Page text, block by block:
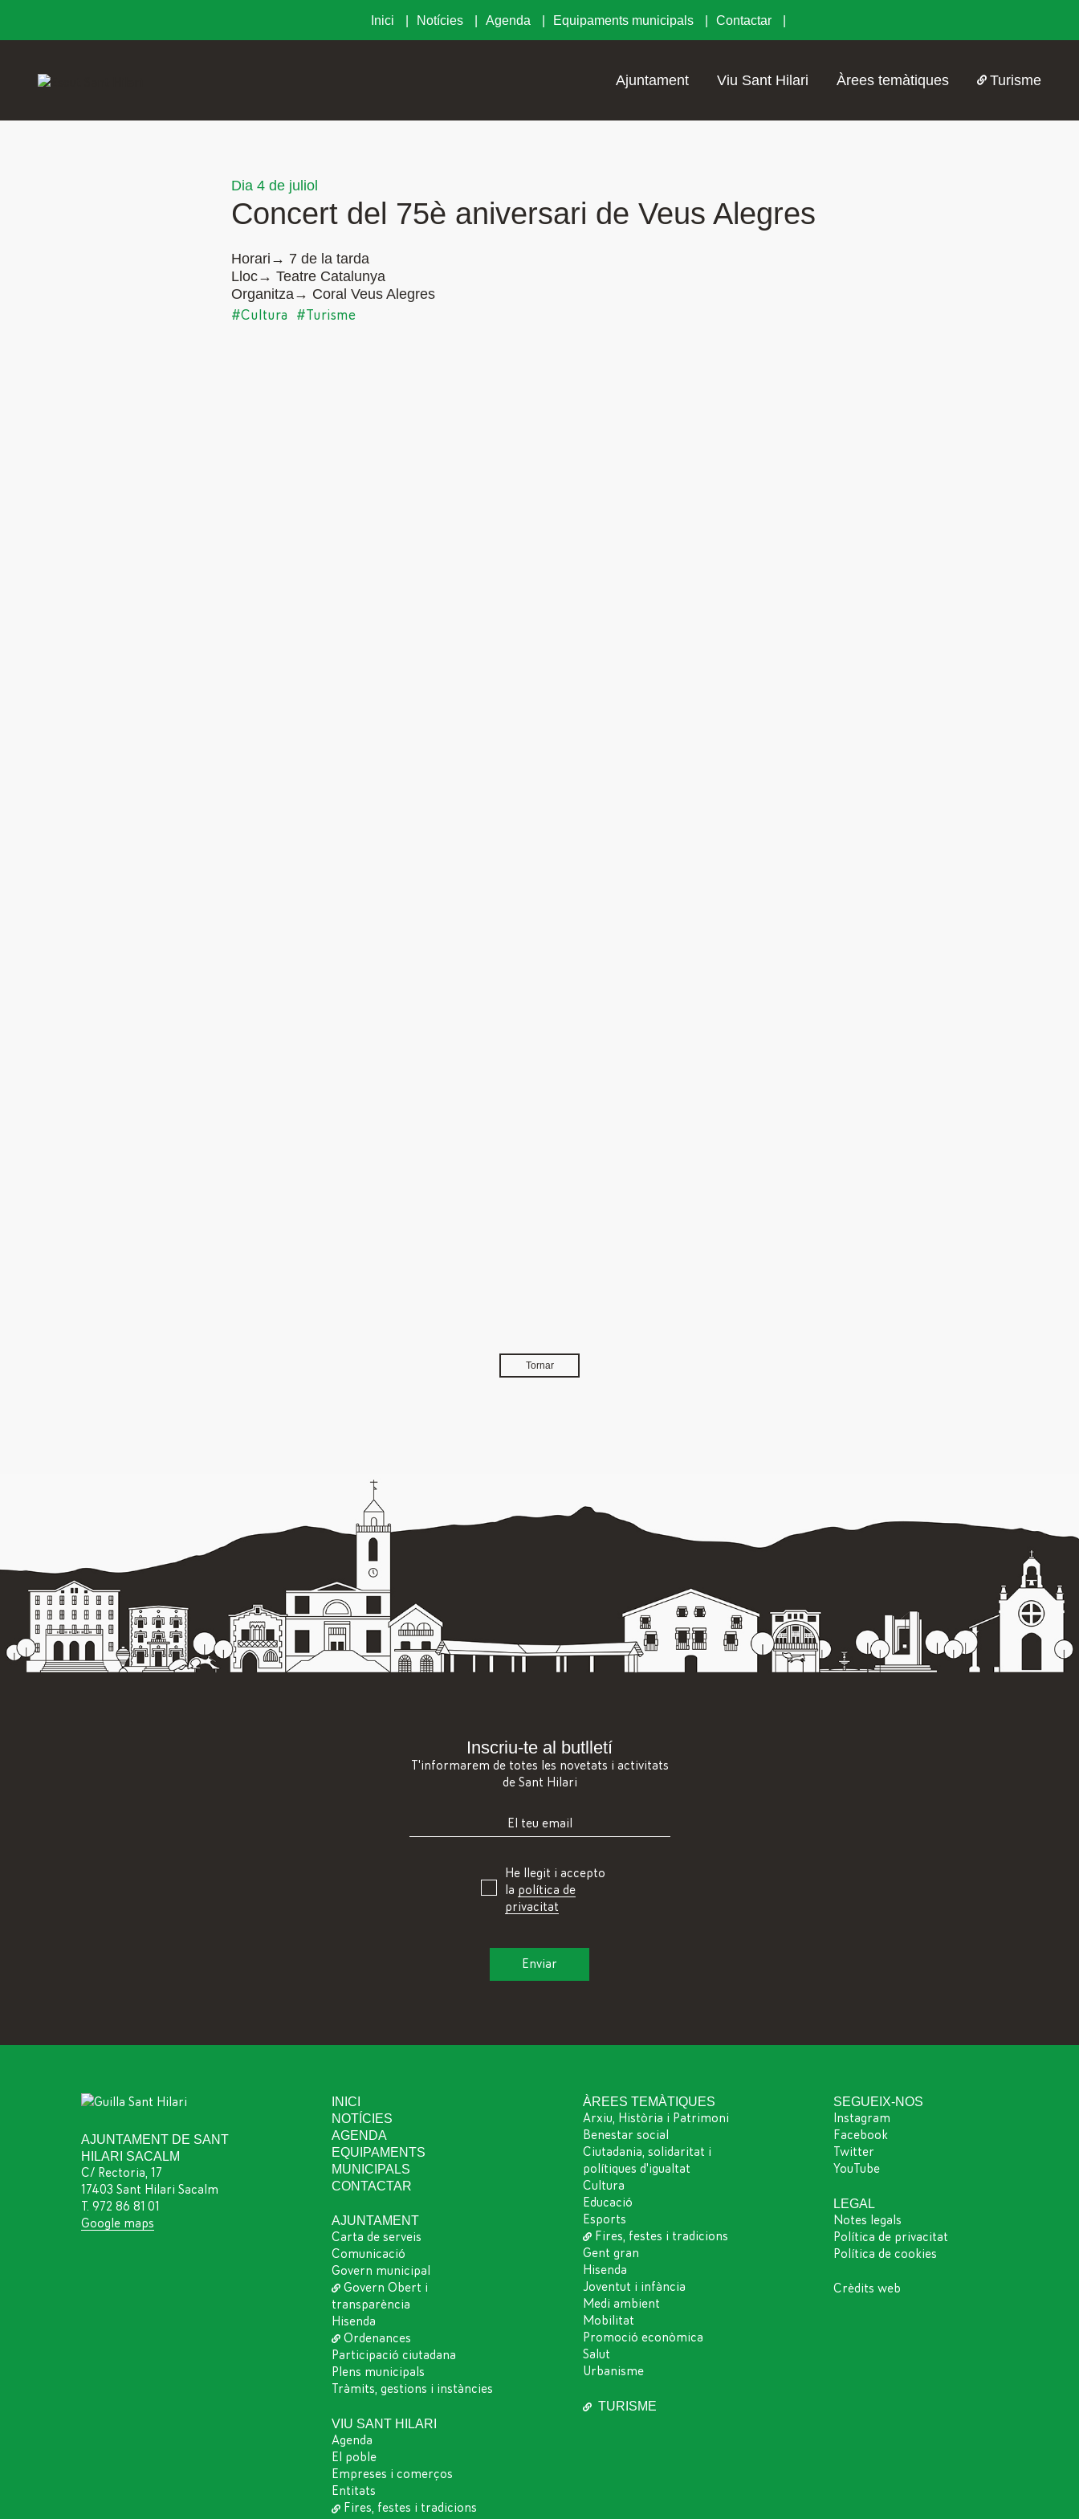
Inici Notícies Agenda Equipaments municipals Contactar
Ajuntament Viu Sant Hilari Àrees temàtiques Turisme
Dia 4 de juliol
Concert del 75è aniversari de Veus Alegres
Horari→ 7 de la tarda
Lloc→ Teatre Catalunya
Organitza→ Coral Veus Alegres
#Cultura #Turisme
Tornar
Inscriu-te al butlletí
T'informarem de totes les novetats i activitats
de Sant Hilari
He llegit i accepto
la política de
privacitat
AJUNTAMENT DE SANT
HILARI SACALM
C/ Rectoria, 17
17403 Sant Hilari Sacalm
T. 972 86 81 01
Google maps
INICI
NOTÍCIES
AGENDA
EQUIPAMENTS
MUNICIPALS
CONTACTAR
AJUNTAMENT
Carta de serveis
Comunicació
Govern municipal
Govern Obert i
transparència
Hisenda
Ordenances
Participació ciutadana
Plens municipals
Tràmits, gestions i instàncies
VIU SANT HILARI
Agenda
El poble
Empreses i comerços
Entitats
Fires, festes i tradicions
ÀREES TEMÀTIQUES
Arxiu, Història i Patrimoni
Benestar social
Ciutadania, solidaritat i
polítiques d'igualtat
Cultura
Educació
Esports
Fires, festes i tradicions
Gent gran
Hisenda
Joventut i infància
Medi ambient
Mobilitat
Promoció econòmica
Salut
Urbanisme
TURISME
SEGUEIX-NOS
Instagram
Facebook
Twitter
YouTube
LEGAL
Notes legals
Política de privacitat
Política de cookies
Crèdits web